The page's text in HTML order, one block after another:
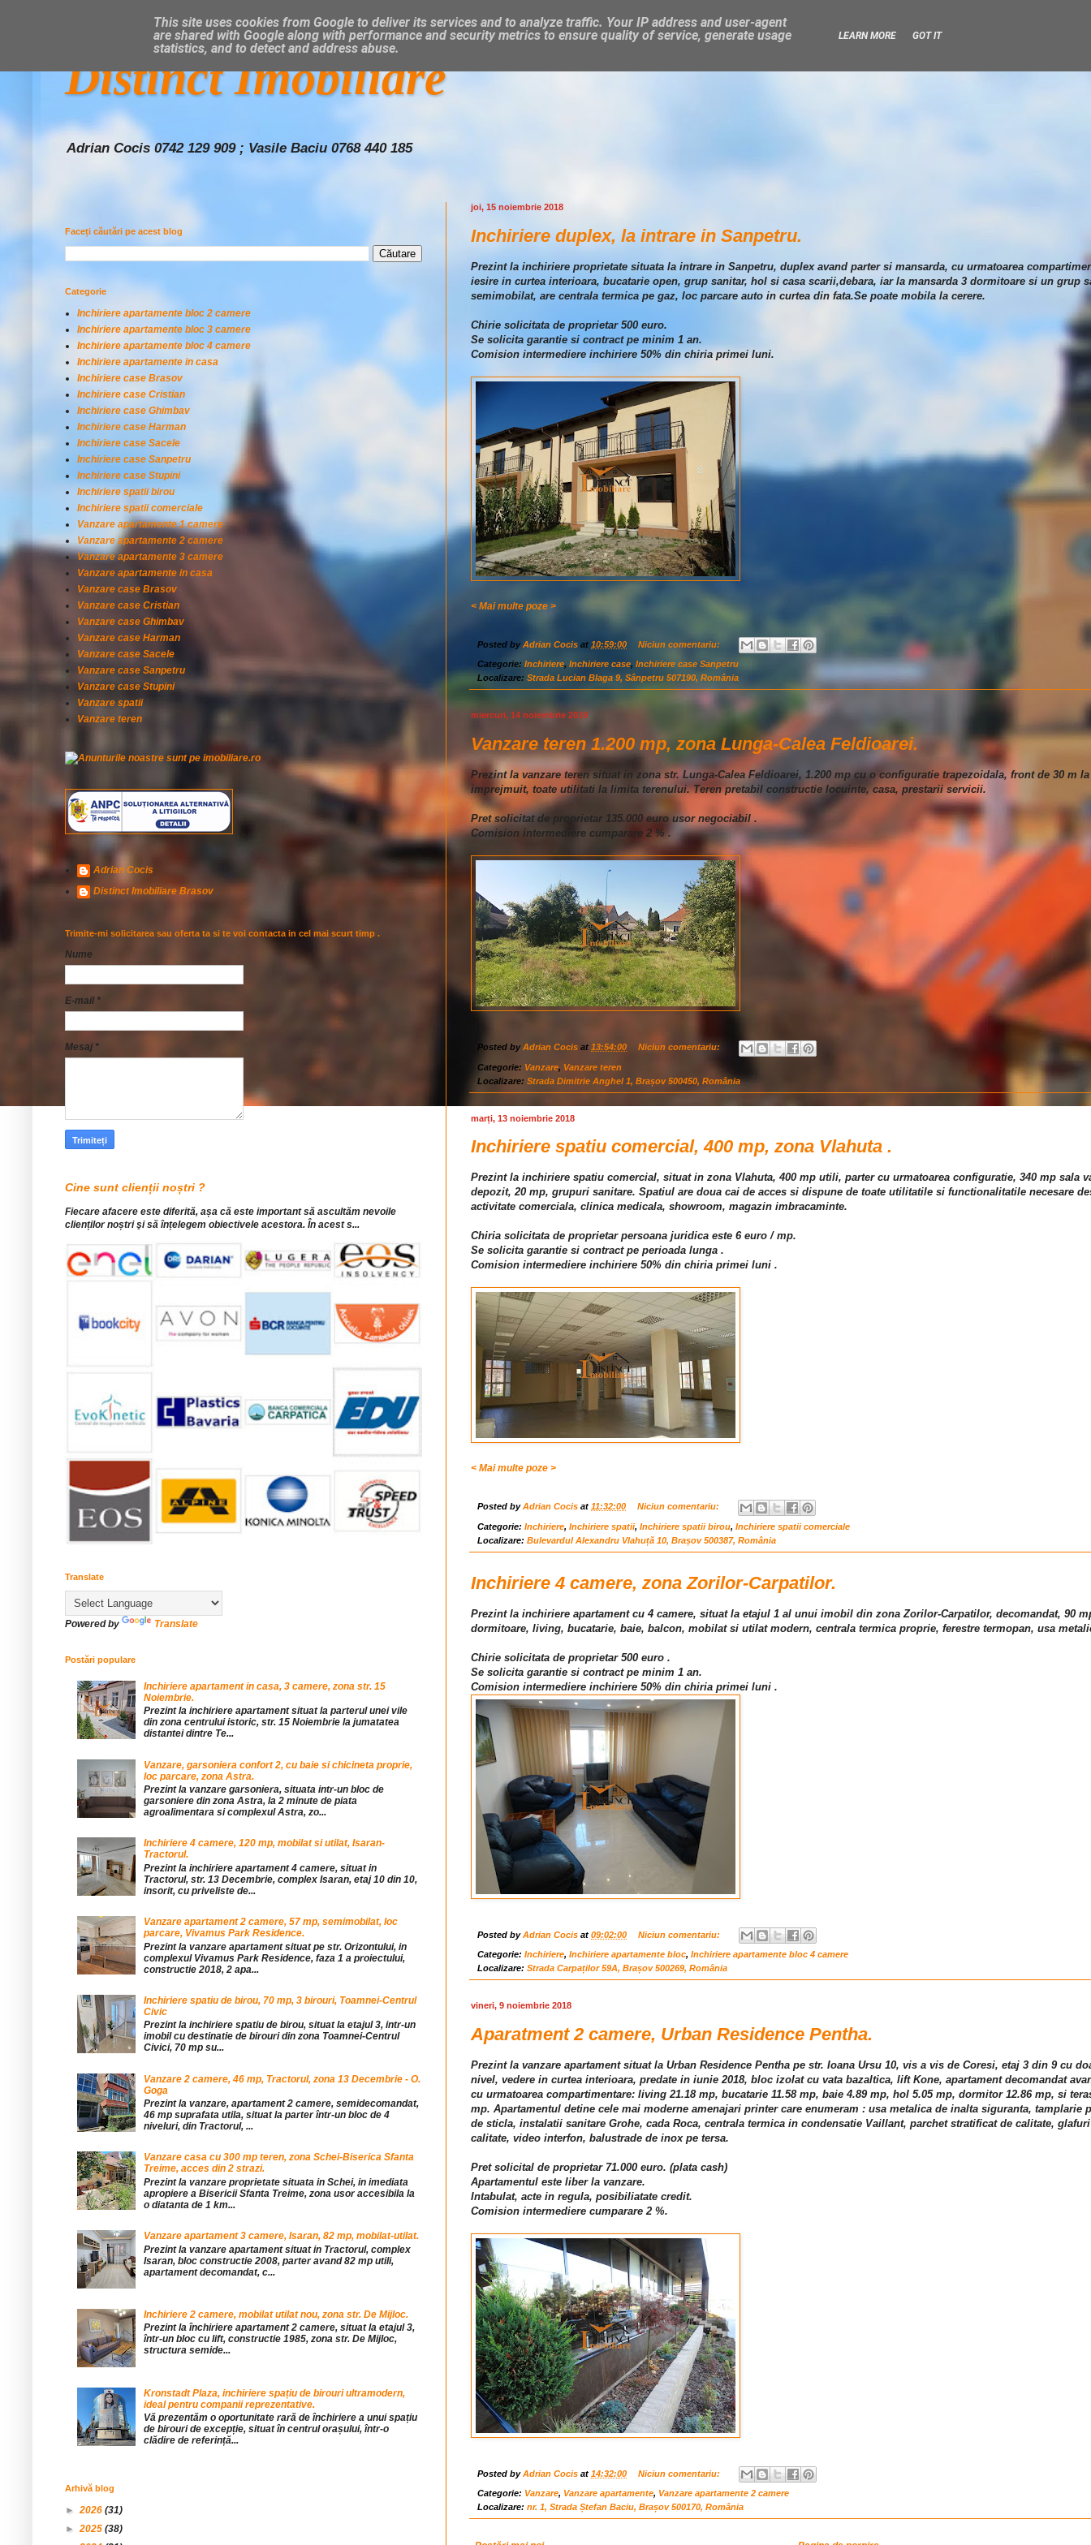
Distinct Imobiliare
Adrian Cocis 0742 129 909 ; Vasile Baciu 0768 440 185
joi, 15 noiembrie 2018
Inchiriere duplex, la intrare in Sanpetru.
Prezint la inchiriere proprietate situata la intrare in Sanpetru, duplex avand parter si mansarda, cu urmatoarea
iesire in curtea interioara, bucatarie open, grup sanitar, hol si casa scarii,debara, iar la mansarda 3 dormitoare si un grup
semimobilat, are centrala termica pe gaz, loc parcare auto in curtea din fata.Se poate mobila la cerere.
Chirie solicitata de proprietar 500 euro.
Se solicita garantie si contract pe minim 1 an.
Comision intermediere inchiriere 50% din chiria primei luni.
< Mai multe poze >
Posted byAdrian Cocis at 10:59:00 Niciun comentariu:
Categorie: Inchiriere, Inchiriere case, Inchiriere case Sanpetru
Localizare: Strada Lucian Blaga 9, Sânpetru 507190, România
miercuri, 14 noiembrie 2018
Vanzare teren 1.200 mp, zona Lunga-Calea Feldioarei.
Prezint la vanzare teren situat in zona str. Lunga-Calea Feldioarei, 1.200 mp cu o configuratie trapezoidala, front de 30 m
imprejmuit, toate utilitati la limita terenului. Teren pretabil constructie locuinte, casa, prestarii servicii.
Pret solicitat de proprietar 135.000 euro usor negociabil .
Comision intermediere cumparare 2 % .
Posted byAdrian Cocis at 13:54:00 Niciun comentariu:
Categorie: Vanzare, Vanzare teren
Localizare: Strada Dimitrie Anghel 1, Brașov 500450, România
marți, 13 noiembrie 2018
Inchiriere spatiu comercial, 400 mp, zona Vlahuta .
Prezint la inchiriere spatiu comercial, situat in zona Vlahuta, 400 mp utili, parter cu urmatoarea configuratie, 340 mp sala
depozit, 20 mp, grupuri sanitare. Spatiul are doua cai de acces si dispune de toate utilitatile si functionalitatile necesare
activitate comerciala, clinica medicala, showroom, magazin imbracaminte.
Chiria solicitata de proprietar persoana juridica este 6 euro / mp.
Se solicita garantie si contract pe perioada lunga .
Comision intermediere inchiriere 50% din chiria primei luni .
< Mai multe poze >
Posted byAdrian Cocis at 11:32:00 Niciun comentariu:
Categorie: Inchiriere, Inchiriere spatii, Inchiriere spatii birou, Inchiriere spatii comerciale
Localizare: Bulevardul Alexandru Vlahuță 10, Brașov 500387, România
Inchiriere 4 camere, zona Zorilor-Carpatilor.
Prezint la inchiriere apartament cu 4 camere, situat la etajul 1 al unui imobil din zona Zorilor-Carpatilor, decomandat, 90
dormitoare, living, bucatarie, baie, balcon, mobilat si utilat modern, centrala termica proprie, ferestre termopan, usa
Chirie solicitata de proprietar 500 euro .
Se solicita garantie si contract pe minim 1 an.
Comision intermediere inchiriere 50% din chiria primei luni .
Posted byAdrian Cocis at 09:02:00 Niciun comentariu:
Categorie: Inchiriere, Inchiriere apartamente bloc, Inchiriere apartamente bloc 4 camere
Localizare: Strada Carpaților 59A, Brașov 500269, România
vineri, 9 noiembrie 2018
Aparatment 2 camere, Urban Residence Pentha.
Prezint la vanzare apartament situat la Urban Residence Pentha pe str. Ioana Ursu 10, vis a vis de Coresi, etaj 3 din 9 cu
nivel, vedere in curtea interioara, predate in iunie 2018, bloc izolat cu vata bazaltica, lift Kone, apartament decomandat
cu urmatoarea compartimentare: living 21.18 mp, bucatarie 11.58 mp, baie 4.89 mp, hol 5.05 mp, dormitor 12.86 mp, si
mp. Apartamentul detine cele mai moderne amenajari printer care enumeram : usa metalica de inalta siguranta, tamplarie
de sticla, instalatii sanitare Grohe, cada Roca, centrala termica in condensatie Vaillant, parchet stratificat de calitate,
calitate, video interfon, balustrade de inox pe tersa.
Pret solicital de proprietar 71.000 euro. (plata cash)
Apartamentul este liber la vanzare.
Intabulat, acte in regula, posibiliatate credit.
Comision intermediere cumparare 2 %.
Posted byAdrian Cocis at 14:32:00 Niciun comentariu:
Categorie: Vanzare, Vanzare apartamente, Vanzare apartamente 2 camere
Localizare: nr. 1, Strada Ștefan Baciu, Brașov 500170, România
Faceți căutări pe acest blog
Categorie
Inchiriere apartamente bloc 2 camere
Inchiriere apartamente bloc 3 camere
Inchiriere apartamente bloc 4 camere
Inchiriere apartamente in casa
Inchiriere case Brasov
Inchiriere case Cristian
Inchiriere case Ghimbav
Inchiriere case Harman
Inchiriere case Sacele
Inchiriere case Sanpetru
Inchiriere case Stupini
Inchiriere spatii birou
Inchiriere spatii comerciale
Vanzare apartamente 1 camere
Vanzare apartamente 2 camere
Vanzare apartamente 3 camere
Vanzare apartamente in casa
Vanzare case Brasov
Vanzare case Cristian
Vanzare case Ghimbav
Vanzare case Harman
Vanzare case Sacele
Vanzare case Sanpetru
Vanzare case Stupini
Vanzare spatii
Vanzare teren
Adrian Cocis
Distinct Imobiliare Brasov
Trimite-mi solicitarea sau oferta ta si te voi contacta in cel mai scurt timp .
Nume
E-mail *
Mesaj *
Cine sunt clienții noștri ?
Fiecare afacere este diferită, așa că este important să ascultăm nevoile
clienților noștri şi să înțelegem obiectivele acestora. În acest s...
Translate
Powered by Translate
Postări populare
Inchiriere apartament in casa, 3 camere, zona str. 15
Noiembrie.
Prezint la inchiriere apartament situat la parterul unei vile
din zona centrului istoric, str. 15 Noiembrie la jumatatea
distantei dintre Te...
Vanzare, garsoniera confort 2, cu baie si chicineta proprie,
loc parcare, zona Astra.
Prezint la vanzare garsoniera, situata intr-un bloc de
garsoniere din zona Astra, la 2 minute de piata
agroalimentara si complexul Astra, zo...
Inchiriere 4 camere, 120 mp, mobilat si utilat, Isaran-
Tractorul.
Prezint la inchiriere apartament 4 camere, situat in
Tractorul, str. 13 Decembrie, complex Isaran, etaj 10 din 10,
insorit, cu priveliste de...
Vanzare apartament 2 camere, 57 mp, semimobilat, loc
parcare, Vivamus Park Residence.
Prezint la vanzare apartament situat pe str. Orizontului, in
complexul Vivamus Park Residence, faza 1 a proiectului,
constructie 2018, 2 apa...
Inchiriere spatiu de birou, 70 mp, 3 birouri, Toamnei-Centrul
Civic
Prezint la inchiriere spatiu de birou, situat la etajul 3, intr-un
imobil cu destinatie de birouri din zona Toamnei-Centrul
Civici, 70 mp su...
Vanzare 2 camere, 46 mp, Tractorul, zona 13 Decembrie - O.
Goga
Prezint la vanzare, apartament 2 camere, semidecomandat,
46 mp suprafata utila, situat la parter într-un bloc de 4
niveluri, din Tractorul, ...
Vanzare casa cu 300 mp teren, zona Schei-Biserica Sfanta
Treime, acces din 2 strazi.
Prezint la vanzare proprietate situata in Schei, in imediata
apropiere a Bisericii Sfanta Treime, zona usor accesibila la
o diatanta de 1 km...
Vanzare apartament 3 camere, Isaran, 82 mp, mobilat-utilat.
Prezint la vanzare apartament situat in Tractorul, complex
Isaran, bloc constructie 2008, parter avand 82 mp utili,
apartament decomandat, c...
Inchiriere 2 camere, mobilat utilat nou, zona str. De Mijloc.
Prezint la închiriere apartament 2 camere, situat la etajul 3,
într-un bloc cu lift, constructie 1985, zona str. De Mijloc,
structura semide...
Kronstadt Plaza, inchiriere spațiu de birouri ultramodern,
ideal pentru companii reprezentative.
Vă prezentăm o oportunitate rară de închiriere a unui spațiu
de birouri de excepție, situat în centrul orașului, într-o
clădire de referință...
Arhivă blog
►2026 (31)
►2025 (38)
This site uses cookies from Google to deliver its services and to analyze traffic. Your IP address and user-agent
are shared with Google along with performance and security metrics to ensure quality of service, generate usage
statistics, and to detect and address abuse.
LEARN MORE GOT IT